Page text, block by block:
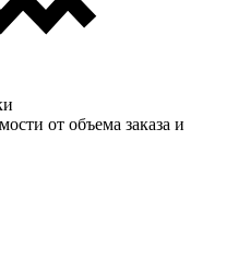
от объема заказа и